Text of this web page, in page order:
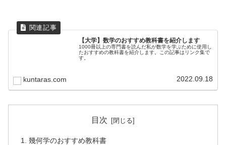
【大学】数学のおすすめ教科書を紹介します
1000冊以上の専門書を読んだ私が数学を学ぶために使用し
たおすすめの教科書を紹介します。この記事はリンク集で
す。
kuntaras.com 2022.09.18
目次
幾何学のおすすめ教科書